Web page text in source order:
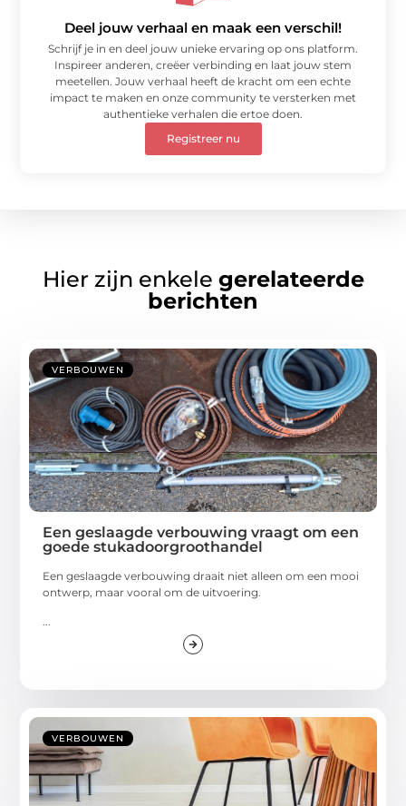
Deel jouw verhaal en maak een verschil!
Schrijf je in en deel jouw unieke ervaring op ons platform.
Inspireer anderen, creëer verbinding en laat jouw stem
meetellen. Jouw verhaal heeft de kracht om een echte
impact te maken en onze community te versterken met
authentieke verhalen die ertoe doen.
Registreer nu
Hier zijn enkele gerelateerde
berichten
VERBOUWEN
Een geslaagde verbouwing vraagt om een
goede stukadoorgroothandel
Een geslaagde verbouwing draait niet alleen om een mooi
ontwerp, maar vooral om de uitvoering.
...
VERBOUWEN